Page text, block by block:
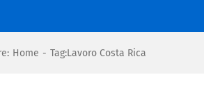
: Home - Tag:Lavoro Costa Rica